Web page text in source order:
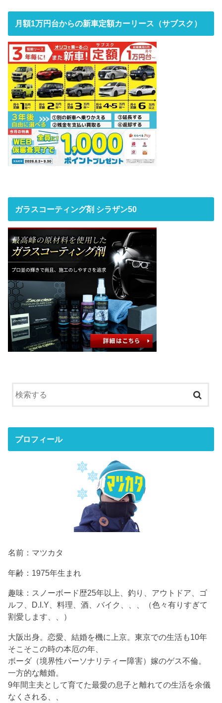
月額1万円台からの新車定額カーリース（サブスク）
ガラスコーティング剤 シラザン50
プロフィール
名前：マツカタ
年齢：1975年生まれ
趣味：スノーボード歴25年以上、釣り、アウトドア、ゴ
ルフ、D.I.Y、料理、酒、バイク、、、（色々有りすぎて
割愛します、、）
大阪出身。恋愛、結婚を機に上京。東京での生活も10年
そこそこの時の本厄の年、
ボーダ（境界性パーソナリティー障害）嫁のゲス不倫。
一方的な離婚。
9年間主夫として育てた最愛の息子と離れての生活を余儀
なくされる、、